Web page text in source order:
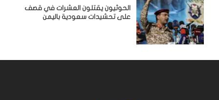
الحوثيون يقتلون العشرات في قصف
على تحشيدات سعودية باليمن